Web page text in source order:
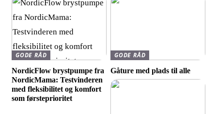
GODE RÅD
NordicFlow brystpumpe fra
NordicMama: Testvinderen
med fleksibilitet og komfort
som førsteprioritet
GODE RÅD
Gåture med plads til alle